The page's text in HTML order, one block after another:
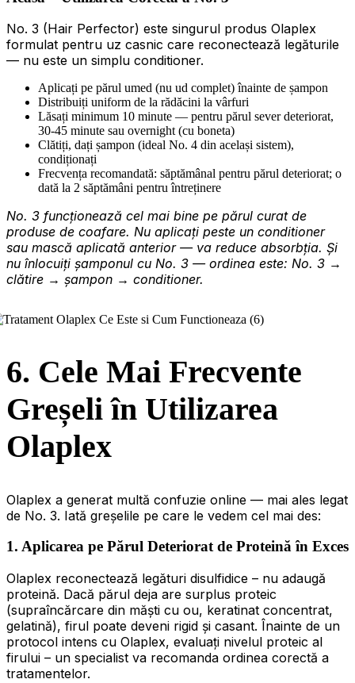
No. 3 (Hair Perfector) este singurul produs Olaplex
formulat pentru uz casnic care reconectează legăturile
— nu este un simplu conditioner.
Aplicați pe părul umed (nu ud complet) înainte de șampon
Distribuiți uniform de la rădăcini la vârfuri
Lăsați minimum 10 minute — pentru părul sever deteriorat,
30-45 minute sau overnight (cu boneta)
Clătiți, dați șampon (ideal No. 4 din același sistem),
condiționați
Frecvența recomandată: săptămânal pentru părul deteriorat; o
dată la 2 săptămâni pentru întreținere
No. 3 funcționează cel mai bine pe părul curat de
produse de coafare. Nu aplicați peste un conditioner
sau mască aplicată anterior — va reduce absorbția. Și
nu înlocuiți șamponul cu No. 3 — ordinea este: No. 3 →
clătire → șampon → conditioner.
6. Cele Mai Frecvente
Greșeli în Utilizarea
Olaplex
Olaplex a generat multă confuzie online — mai ales legat
de No. 3. Iată greșelile pe care le vedem cel mai des:
1. Aplicarea pe Părul Deteriorat de Proteină în Exces
Olaplex reconectează legături disulfidice – nu adaugă
proteină. Dacă părul deja are surplus proteic
(supraîncărcare din măști cu ou, keratinat concentrat,
gelatină), firul poate deveni rigid și casant. Înainte de un
protocol intens cu Olaplex, evaluați nivelul proteic al
firului – un specialist va recomanda ordinea corectă a
tratamentelor.